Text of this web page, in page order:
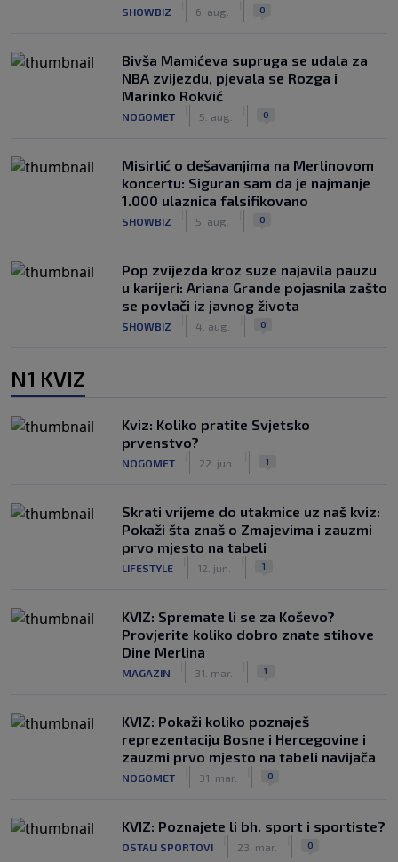
SHOWBIZ 6. aug. 0
Bivša Mamićeva supruga se udala za
NBA zvijezdu, pjevala se Rozga i
Marinko Rokvić
NOGOMET 5. aug. 0
Misirlić o dešavanjima na Merlinovom
koncertu: Siguran sam da je najmanje
1.000 ulaznica falsifikovano
SHOWBIZ 5. aug. 0
Pop zvijezda kroz suze najavila pauzu
u karijeri: Ariana Grande pojasnila zašto
se povlači iz javnog života
SHOWBIZ 4. aug. 0
N1 KVIZ
Kviz: Koliko pratite Svjetsko
prvenstvo?
NOGOMET 22. jun. 1
Skrati vrijeme do utakmice uz naš kviz:
Pokaži šta znaš o Zmajevima i zauzmi
prvo mjesto na tabeli
LIFESTYLE 12. jun. 1
KVIZ: Spremate li se za Koševo?
Provjerite koliko dobro znate stihove
Dine Merlina
MAGAZIN 31. mar. 1
KVIZ: Pokaži koliko poznaješ
reprezentaciju Bosne i Hercegovine i
zauzmi prvo mjesto na tabeli navijača
NOGOMET 31. mar. 0
KVIZ: Poznajete li bh. sport i sportiste?
OSTALI SPORTOVI 23. mar. 0